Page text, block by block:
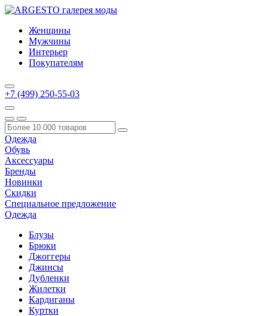
Женщины
Мужчины
Интерьер
Покупателям
+7 (499) 250-55-03
Одежда
Обувь
Аксессуары
Бренды
Новинки
Скидки
Специальное предложение
Одежда
Блузы
Брюки
Джоггеры
Джинсы
Дубленки
Жилетки
Кардиганы
Куртки